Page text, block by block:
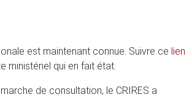
est maintenant connue. Suivre ce lien
ministériel qui en fait état.
de consultation, le CRIRES a